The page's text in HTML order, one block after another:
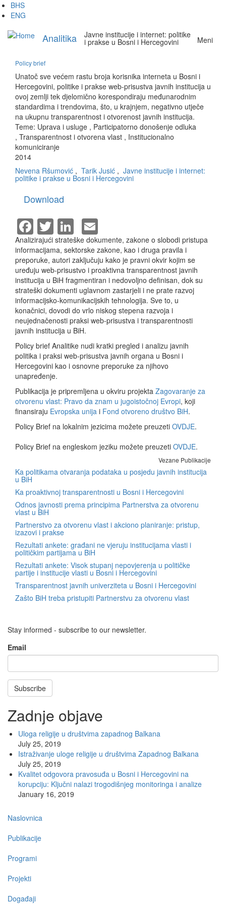
Skip
to
content
BHS
ENG
Analitika Meni
Javne institucije i internet: politike
i prakse u Bosni i Hercegovini
Policy brief
Unatoč sve većem rastu broja korisnika interneta u Bosni i
Hercegovini, politike i prakse web-prisustva javnih institucija u
ovoj zemlji tek djelomično korespondiraju međunarodnim
standardima i trendovima, što, u krajnjem, negativno utječe
na ukupnu transparentnost i otvorenost javnih institucija.
Teme: Uprava i usluge , Participatorno donošenje odluka
, Transparentnost i otvorena vlast , Institucionalno
komuniciranje
2014
Nevena Ršumović , Tarik Jusić , Javne institucije i internet:
politike i prakse u Bosni i Hercegovini
Download
Facebook
TwitterLinkedIn
Analizirajući strateške dokumente, zakone o slobodi pristupa
informacijama, sektorske zakone, kao i druga pravila i
preporuke, autori zaključuju kako je pravni okvir kojim se
uređuju web-prisustvo i proaktivna transparentnost javnih
institucija u BiH fragmentiran i nedovoljno definisan, dok su
strateški dokumenti uglavnom zastarjeli i ne prate razvoj
informacijsko-komunikacijskih tehnologija. Sve to, u
konačnici, dovodi do vrlo niskog stepena razvoja i
neujednačenosti praksi web-prisustva i transparentnosti
javnih institucija u BiH.
Policy brief Analitike nudi kratki pregled i analizu javnih
politika i praksi web-prisustva javnih organa u Bosni i
Hercegovini kao i osnovne preporuke za njihovo
unapređenje.
Publikacija je pripremljena u okviru projekta Zagovaranje za
otvorenu vlast: Pravo da znam u jugoistočnoj Evropi, koji
finansiraju Evropska unija i Fond otvoreno društvo BiH.
Policy Brief na lokalnim jezicima možete preuzeti OVDJE.
Policy Brief na engleskom jeziku možete preuzeti OVDJE.
Vezane Publikacije
Ka politikama otvaranja podataka u posjedu javnih institucija
u BiH
Ka proaktivnoj transparentnosti u Bosni i Hercegovini
Odnos javnosti prema principima Partnerstva za otvorenu
vlast u BiH
Partnerstvo za otvorenu vlast i akciono planiranje: pristup,
izazovi i prakse
Rezultati ankete: građani ne vjeruju institucijama vlasti i
političkim partijama u BiH
Rezultati ankete: Visok stupanj nepovjerenja u političke
partije i institucije vlasti u Bosni i Hercegovini
Transparentnost javnih univerziteta u Bosni i Hercegovini
Zašto BiH treba pristupiti Partnerstvu za otvorenu vlast
Stay informed - subscribe to our newsletter.
Email
Subscribe
Zadnje objave
Uloga religije u društvima zapadnog Balkana
July 25, 2019
Istraživanje uloge religije u društvima Zapadnog Balkana
July 25, 2019
Kvalitet odgovora pravosuđa u Bosni i Hercegovini na
korupciju: Ključni nalazi trogodišnjeg monitoringa i analize
January 16, 2019
Main
navigation
Naslovnica
Publikacije
Programi
Projekti
Događaji